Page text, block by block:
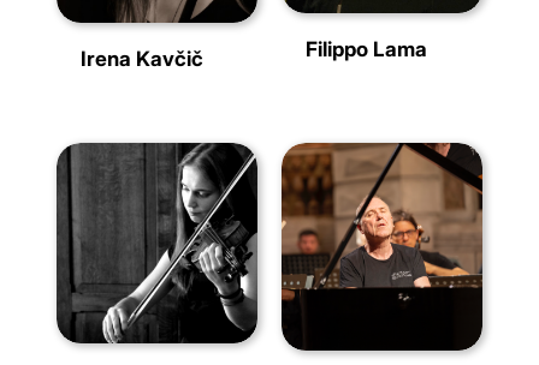
Irena Kavčič Filippo Lama